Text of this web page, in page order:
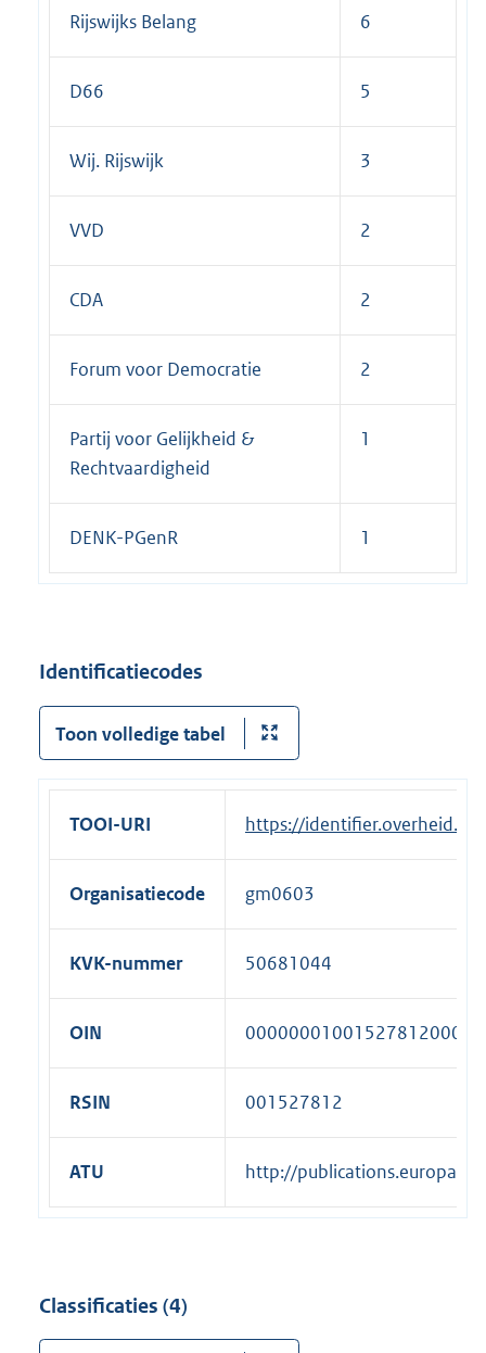
Rijswijks Belang 6
D66 5
Wij. Rijswijk 3
VVD 2
CDA 2
Forum voor Democratie 2
Partij voor Gelijkheid &
Rechtvaardigheid
1
DENK-PGenR 1
Identificatiecodes
Toon volledige tabel
TOOI-URI https://
Organisatiecode gm0603
KVK-nummer 50681044
OIN 00000001001527812000
RSIN 001527812
ATU http://
Classificaties (4)